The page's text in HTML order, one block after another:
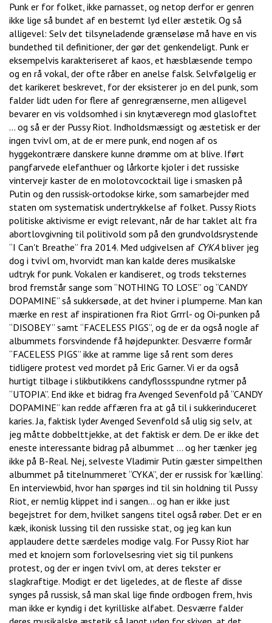
Punk er for folket, ikke parnasset, og netop derfor er genren
ikke lige så bundet af en bestemt lyd eller æstetik. Og så
alligevel: Selv det tilsyneladende grænseløse må have en vis
bundethed til definitioner, der gør det genkendeligt. Punk er
eksempelvis karakteriseret af kaos, et hæsblæsende tempo
og en rå vokal, der ofte råber en anelse falsk. Selvfølgelig er
det karikeret beskrevet, for der eksisterer jo en del punk, som
falder lidt uden for flere af genregrænserne, men alligevel
bevarer en vis voldsomhed i sin knytæveregn mod glasloftet
… og så er der Pussy Riot. Indholdsmæssigt og æstetisk er der
ingen tvivl om, at de er mere punk, end nogen af os
hyggekontrære danskere kunne drømme om at blive. Iført
pangfarvede elefanthuer og lårkorte kjoler i det russiske
vintervejr kaster de en molotovcocktail lige i smasken på
Putin og den russisk-ortodokse kirke, som samarbejder med
staten om systematisk undertrykkelse af folket. Pussy Riots
politiske aktivisme er evigt relevant, når de har taklet alt fra
abortlovgivning til politivold som på den grundvoldsrystende
“I Can't Breathe” fra 2014. Med udgivelsen af CYKAbliver jeg
dog i tvivl om, hvorvidt man kan kalde deres musikalske
udtryk for punk. Vokalen er kandiseret, og trods teksternes
brod fremstår sange som “NOTHING TO LOSE” og “CANDY
DOPAMINE” så sukkersøde, at det hviner i plumperne. Man kan
mærke en rest af inspirationen fra Riot Grrrl- og Oi-punken på
“DISOBEY” samt “FACELESS PIGS”, og de er da også nogle af
albummets forsvindende få højdepunkter. Desværre formår
“FACELESS PIGS” ikke at ramme lige så rent som deres
tidligere protest ved mordet på Eric Garner. Vi er da også
hurtigt tilbage i slikbutikkens candyflossspundne rytmer på
“UTOPIA”. End ikke et bidrag fra Avenged Sevenfold på “CANDY
DOPAMINE” kan redde affæren fra at gå til i sukkerinduceret
karies. Ja, faktisk lyder Avenged Sevenfold så ulig sig selv, at
jeg måtte dobbelttjekke, at det faktisk er dem. De er ikke det
eneste interessante bidrag på albummet … og her tænker jeg
ikke på B-Real. Nej, selveste Vladimir Putin gæster simpelthen
albummet på titelnummeret “CYKA”, der er russisk for ‘kælling’.
En interviewbid, hvor han spørges ind til sin holdning til Pussy
Riot, er nemlig klippet ind i sangen… og han er ikke just
begejstret for dem, hvilket sangens titel også røber. Det er en
kæk, ikonisk lussing til den russiske stat, og jeg kan kun
applaudere dette særdeles modige valg. For Pussy Riot har
med et knojern som forlovelsesring viet sig til punkens
protest, og der er ingen tvivl om, at deres tekster er
slagkraftige. Modigt er det ligeledes, at de fleste af disse
synges på russisk, så man skal lige finde ordbogen frem, hvis
man ikke er kyndig i det kyrilliske alfabet. Desværre falder